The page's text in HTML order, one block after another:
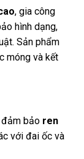
, gia công
hình dạng,
Sản phẩm
móng và kết
đảm bảo ren
với đai ốc và